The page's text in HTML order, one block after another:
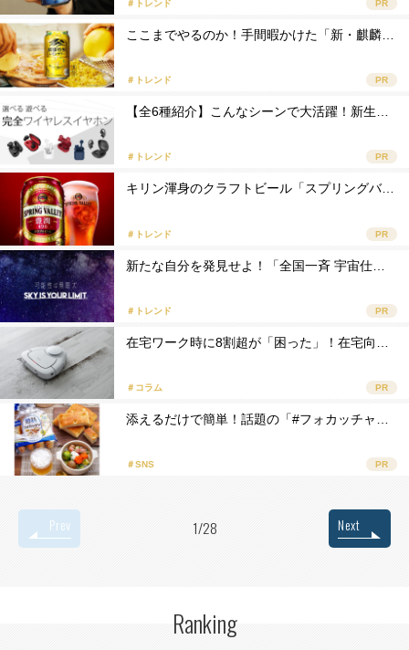
＃トレンド PR
ここまでやるのか！手間暇かけた「新・麒麟…
＃トレンド PR
【全6種紹介】こんなシーンで大活躍！新生…
＃トレンド PR
キリン渾身のクラフトビール「スプリングバ…
＃トレンド PR
新たな自分を発見せよ！「全国一斉 宇宙仕…
＃トレンド PR
在宅ワーク時に8割超が「困った」！在宅向…
＃コラム PR
添えるだけで簡単！話題の「#フォカッチャ…
＃SNS PR
Prev 1/28 Next
Ranking